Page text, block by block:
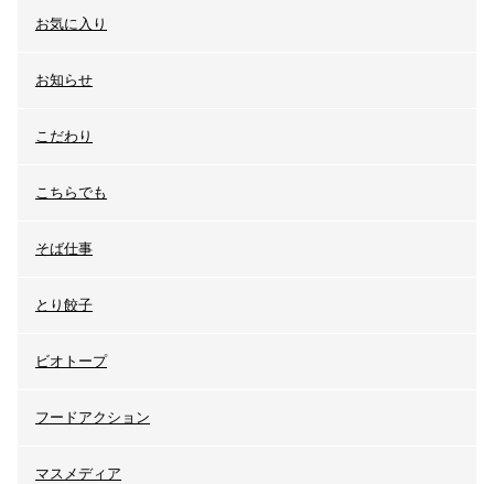
お気に入り
お知らせ
こだわり
こちらでも
そば仕事
とり餃子
ビオトープ
フードアクション
マスメディア